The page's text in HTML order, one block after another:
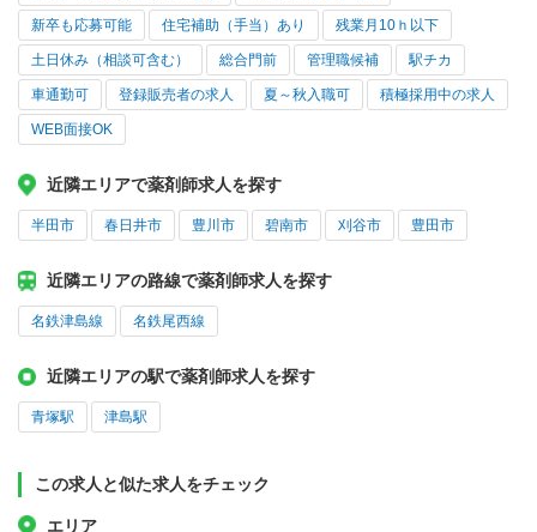
新卒も応募可能 住宅補助（手当）あり 残業月10ｈ以下
土日休み（相談可含む） 総合門前 管理職候補 駅チカ
車通勤可 登録販売者の求人 夏～秋入職可 積極採用中の求人
WEB面接OK
近隣エリアで薬剤師求人を探す
半田市 春日井市 豊川市 碧南市 刈谷市 豊田市
近隣エリアの路線で薬剤師求人を探す
名鉄津島線 名鉄尾西線
近隣エリアの駅で薬剤師求人を探す
青塚駅 津島駅
この求人と似た求人をチェック
エリア